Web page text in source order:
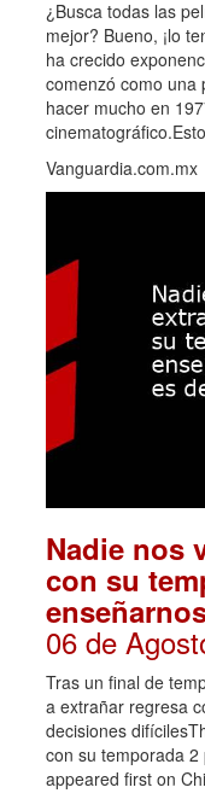
¿Busca todas las
mejor? Bueno, ¡lo
ha crecido
comenzó como una
hacer mucho en
Vanguardia.com.mx
Nadie nos
con su
06 de
Tras un final de
a extrañar regresa
decisiones
con su temporada
appeared first on